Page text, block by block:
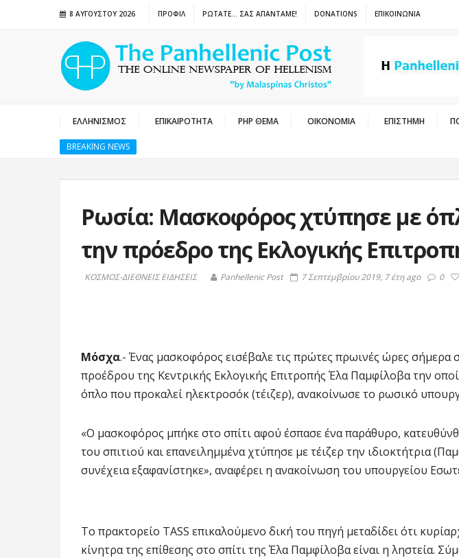
8 ΑΥΓΟΎΣΤΟΥ 2026 ΠΡΟΦΙΛ ΡΩΤΑΤΕ… ΣΑΣ ΑΠΑΝΤΑΜΕ! DONATIONS ΕΠΙΚΟΙΝΩΝΙΑ
ΕΛΛΗΝΙΣΜΟΣ ΕΠΙΚΑΙΡΟΤΗΤΑ PHP ΘΕΜΑ ΟΙΚΟΝΟΜΙΑ ΕΠΙΣΤΗΜΗ
BREAKING NEWS
Ρωσία: Μασκοφόρος χτύπησε με
την πρόεδρο της Εκλογικής
ΚΟΣΜΟΣ-ΔΙΕΘΝΕΙΣ ΕΙΔΗΣΕΙΣ Panhellenic Post 7 Σεπτεμβρίου 2019, 7 έτη ago 0
Μόσχα.- Ένας μασκοφόρος εισέβαλε τις πρώτες πρωινές ώρες σήμερα
προέδρου της Κεντρικής Εκλογικής Επιτροπής Έλα Παμφίλοβα την
όπλο που προκαλεί ηλεκτροσόκ (τέιζερ), ανακοίνωσε το ρωσικό
«Ο μασκοφόρος μπήκε στο σπίτι αφού έσπασε ένα παράθυρο,
του σπιτιού και επανειλημμένα χτύπησε με τέιζερ την ιδιοκτήτρια
συνέχεια εξαφανίστηκε», αναφέρει η ανακοίνωση του υπουργείου
Το πρακτορείο TASS επικαλούμενο δική του πηγή μεταδίδει ότι
κίνητρα της επίθεσης στο σπίτι της Έλα Παμφίλοβα είναι η ληστεία.